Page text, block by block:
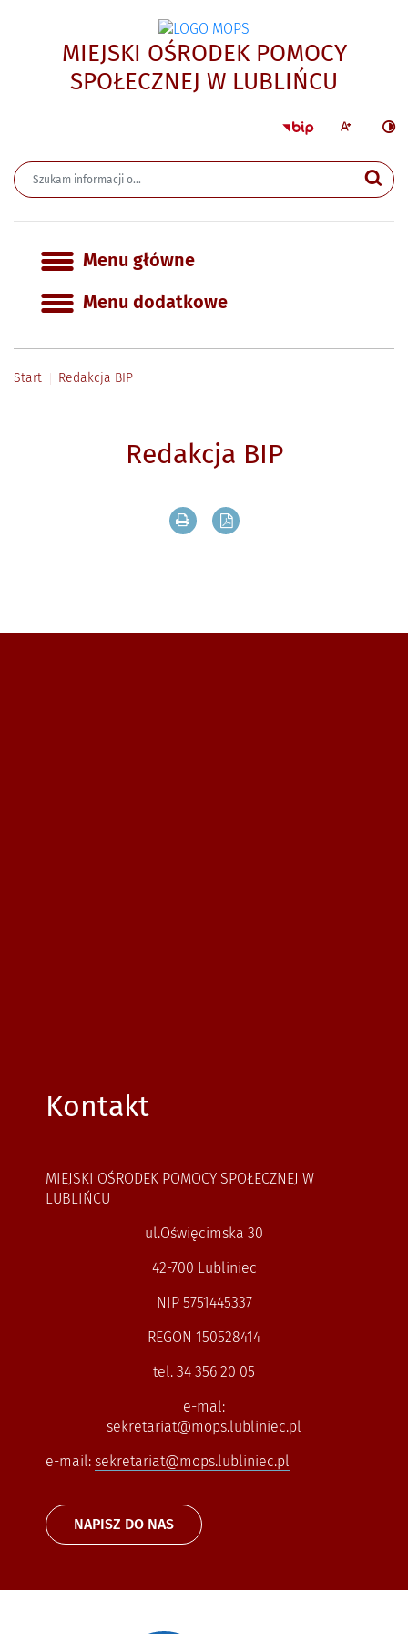
MIEJSKI OŚRODEK POMOCY
SPOŁECZNEJ W LUBLIŃCU
StronaWiększa
Wyszukiwarka
Menu główne
Menu główne
Menu dodatkowe
Start Redakcja BIP
Redakcja BIP
Drukuj zawartość bieżącej strony
Zapisz tekst bieżącej
Kontakt
MIEJSKI OŚRODEK POMOCY SPOŁECZNEJ W
LUBLIŃCU
ul.Oświęcimska 30
42-700 Lubliniec
NIP 5751445337
REGON 150528414
tel. 34 356 20 05
e-mal:
sekretariat@mops.lubliniec.pl
e-mail: sekretariat@mops.lubliniec.pl
NAPISZ DO NAS